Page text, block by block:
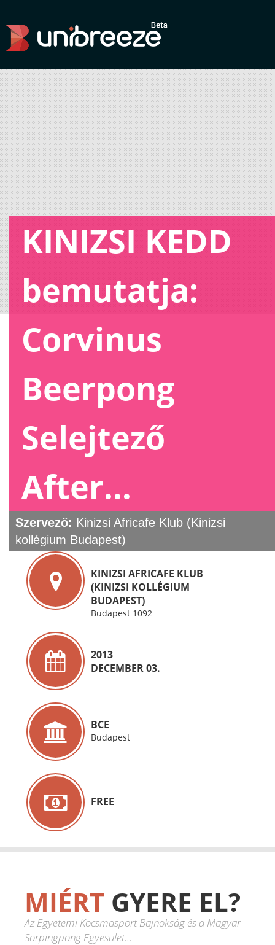
KINIZSI KEDD
bemutatja:
Corvinus
Beerpong
Selejtező
After...
Szervező: Kinizsi Africafe Klub (Kinizsi
kollégium Budapest)
KINIZSI AFRICAFE KLUB
(KINIZSI KOLLÉGIUM
BUDAPEST)
Budapest 1092
2013
DECEMBER 03.
BCE
Budapest
FREE
MIÉRT GYERE EL?
Az Egyetemi Kocsmasport Bajnokság és a Magyar
Sörpingpong Egyesület...